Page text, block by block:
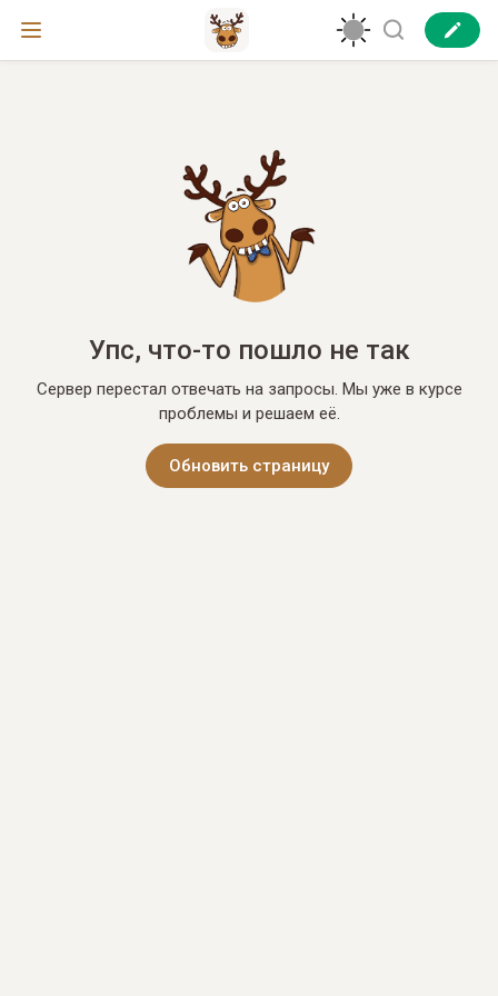
Упс, что-то пошло не так
Сервер перестал отвечать на запросы. Мы уже в курсе
проблемы и решаем её.
Обновить страницу